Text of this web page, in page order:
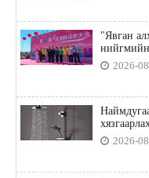
"Явган
2026-
2026-